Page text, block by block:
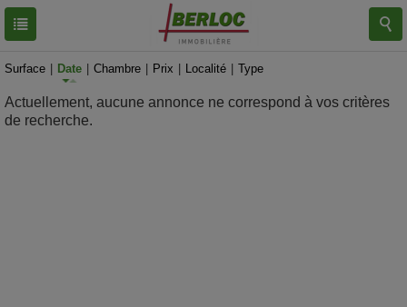
RESULTATS
Surface
Date Chambre Prix Localité Type
Actuellement, aucune annonce ne correspond à vos critères
de recherche.